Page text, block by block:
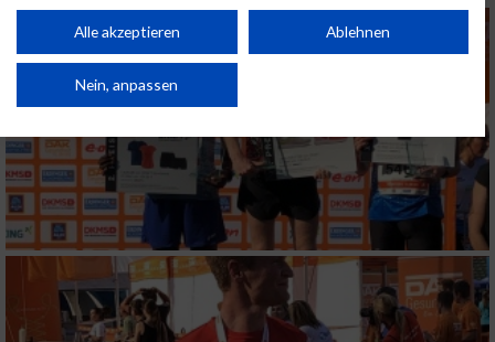
Performance von Inhalten. Analyse von Zielgruppen durch Statistiken oder
Kombinationen von Daten aus verschiedenen Quellen. Entwicklung und
von Inhalten.
Daten können außerhalb der Europäischen Union weitergegeben und in die
Website/App.
Partnerliste anzeigen (1 IAB-Anbieter)
Wir nutzen Ihre Daten für folgende Zwecke:
IAB-Verarbeitungszwecke:
Speichern von oder Zugriff auf Informationen
auf einem Endgerät
Alle akzeptieren Ablehnen
Nein, anpassen